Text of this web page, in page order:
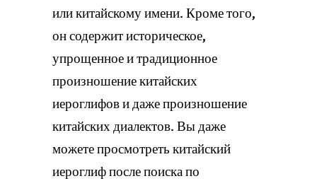
или китайскому имени. Кроме того,
он содержит историческое,
упрощенное и традиционное
произношение китайских
иероглифов и даже произношение
китайских диалектов. Вы даже
можете просмотреть китайский
иероглиф после поиска по